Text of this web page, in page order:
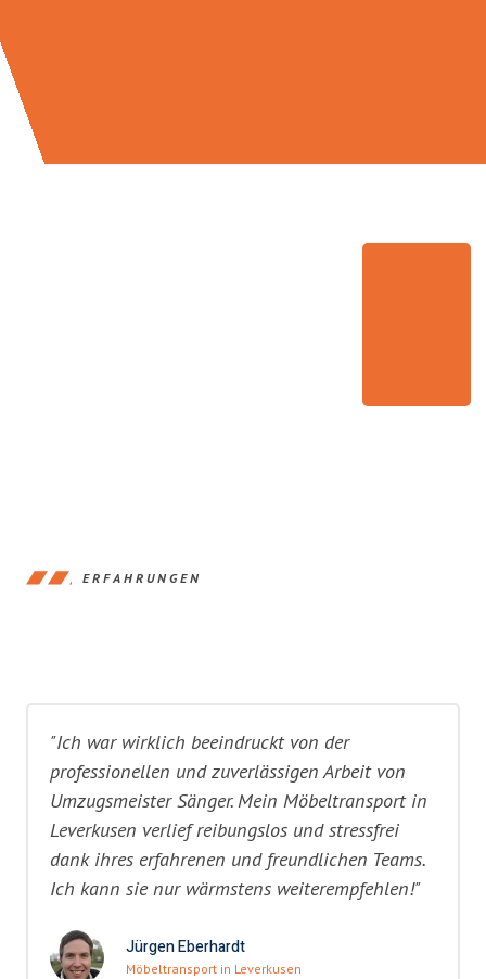
ERFAHRUNGEN
"Ich war wirklich beeindruckt von der
professionellen und zuverlässigen Arbeit von
Umzugsmeister Sänger. Mein Möbeltransport in
Leverkusen verlief reibungslos und stressfrei
dank ihres erfahrenen und freundlichen Teams.
Ich kann sie nur wärmstens weiterempfehlen!"
Jürgen Eberhardt
Möbeltransport in Leverkusen